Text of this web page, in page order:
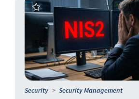
Security Security Management